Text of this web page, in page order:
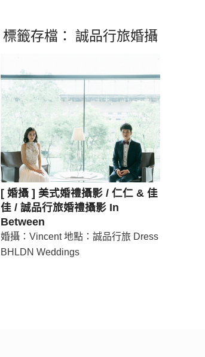
標籤存檔： 誠品行旅婚攝
[ 婚攝 ] 美式婚禮攝影 / 仁仁 & 佳
佳 / 誠品行旅婚禮攝影 In
Between
婚攝：Vincent 地點：誠品行旅 Dress
BHLDN Weddings